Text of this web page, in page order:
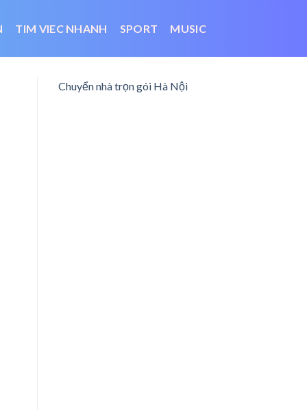
TIM VIEC NHANH SPORT MUSIC
Chuyển nhà trọn gói Hà Nội